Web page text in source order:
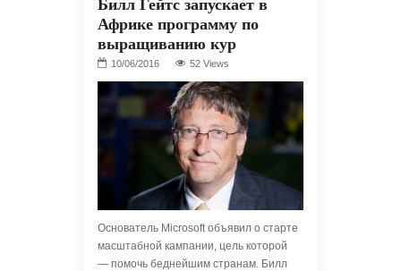
Африке программу по
выращиванию кур
52 Views
Основатель Microsoft объявил о старте
масштабной кампании, цель которой
— помочь беднейшим странам. Билл